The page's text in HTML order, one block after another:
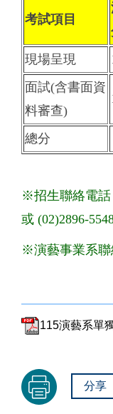
考試項目
現場呈現
面試(含書面資
料審查)
總分
※招生聯絡電話
或 (02)2896-
※演藝事業系聯
115演藝系單
分享